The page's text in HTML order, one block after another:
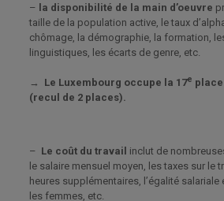
– la disponibilité de la main d’oeuvre
taille de la population active, le taux
chômage, la démographie, la formation,
linguistiques, les écarts de genre, etc.
→ Le Luxembourg occupe la 17e
(recul de 2 places).
– Le coût du travail inclut de
le salaire mensuel moyen, les taxes sur le
heures supplémentaires, l’égalité salariale
les femmes, etc.